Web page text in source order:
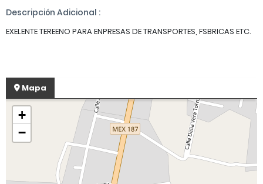
Descripción Adicional :
EXELENTE TEREENO PARA ENPRESAS DE TRANSPORTES, FSBRICAS ETC.
Mapa
+
−